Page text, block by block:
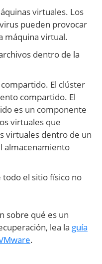
virtuales. Los
pueden provocar
máquina virtual.
dentro de la
El clúster
compartido. El
es un componente
virtuales que
virtuales dentro de un
almacenamiento
todo el sitio físico no
sobre qué es un
lea la guía
.